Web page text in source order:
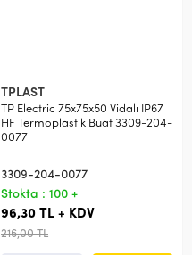
TPLAST
TP Electric 75x75x50 Vidalı IP67
HF Termoplastik Buat 3309-204-
0077
3309-204-0077
Stokta : 100 +
96,30 TL + KDV
216,00 TL